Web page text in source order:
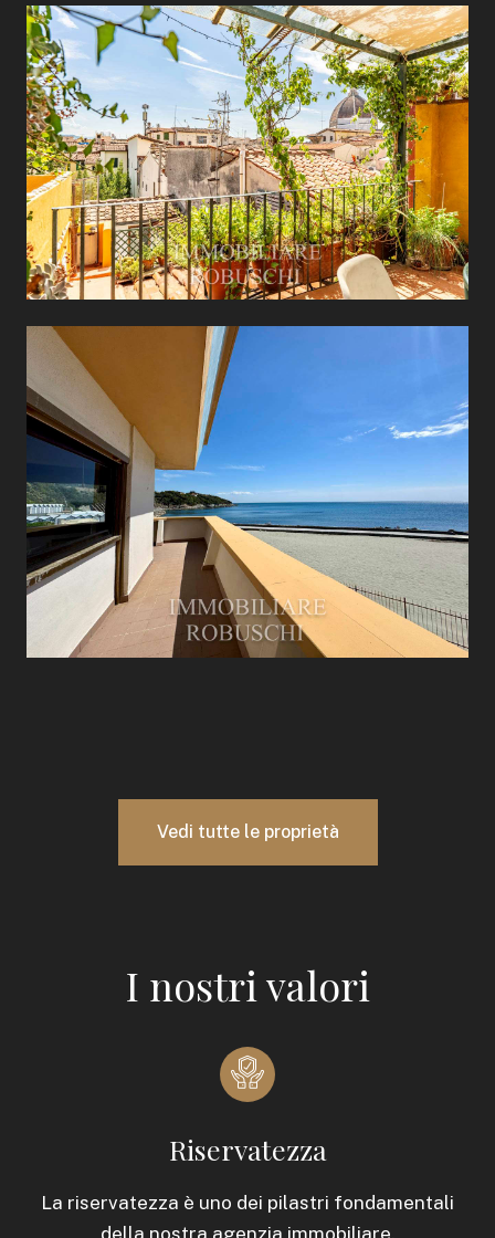
Vedi tutte le proprietà
I nostri valori
Riservatezza
La riservatezza è uno dei pilastri fondamentali